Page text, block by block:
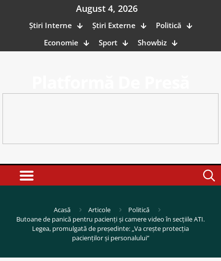
August 4, 2026
Știri Interne Știri Externe
Politică
Economie
Sport Showbiz
Acasă Articole
Politică
Butoane de panică pentru pacienți și camere video în secțiile ATI.
Legea, promulgată de președinte: „Va crește protecția
pacienților și personalului”